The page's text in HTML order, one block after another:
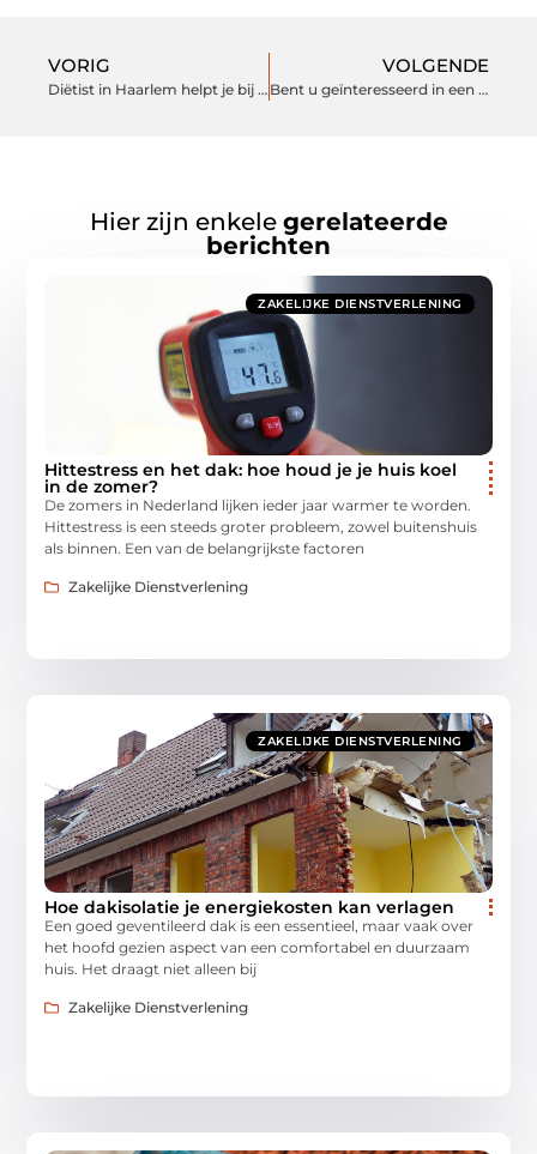
VORIG
Diëtist in Haarlem helpt je bij jouw ideale gewicht
VOLGENDE
Bent u geïnteresseerd in een fantastisch groendak?
Hier zijn enkele gerelateerde
berichten
ZAKELIJKE DIENSTVERLENING
Hittestress en het dak: hoe houd je je huis koel
in de zomer?
De zomers in Nederland lijken ieder jaar warmer te worden.
Hittestress is een steeds groter probleem, zowel buitenshuis
als binnen. Een van de belangrijkste factoren
Zakelijke Dienstverlening
ZAKELIJKE DIENSTVERLENING
Hoe dakisolatie je energiekosten kan verlagen
Een goed geventileerd dak is een essentieel, maar vaak over
het hoofd gezien aspect van een comfortabel en duurzaam
huis. Het draagt niet alleen bij
Zakelijke Dienstverlening